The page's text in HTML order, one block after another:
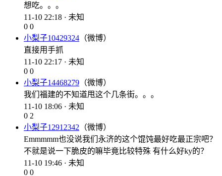
想吃。。。
11-10 22:18 · 未知
0 0
小梨子10429324 （微博）
直接用手抓
11-10 22:17 · 未知
0 0
小梨子14468279 （微博）
我们福建的不知道甩这个几条街。。。
11-10 18:06 · 未知
0 2
小梨子12912342 （微博）
Emmmmm也没说我们永济的这个馄饨最好吃最正宗吧？
不就是说一下脆皮的嘛毕竟比较特殊 有什么好ky的？
11-10 19:46 · 未知
0 0